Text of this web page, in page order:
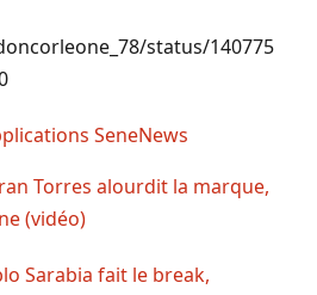
status/140775
Torres alourdit la marque,
(vidéo)
Sarabia fait le break,